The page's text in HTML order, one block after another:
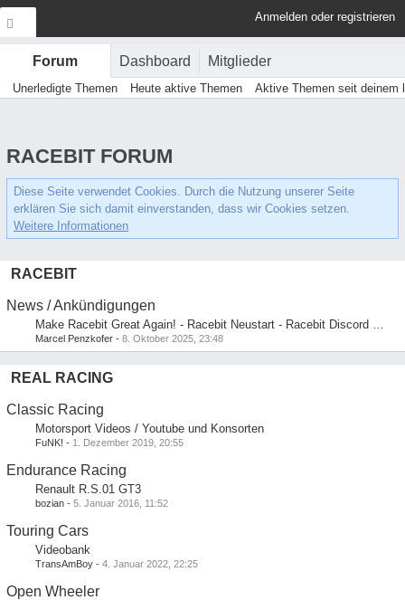
Anmelden oder registrieren
Forum Dashboard Mitglieder
Unerledigte Themen Heute aktive Themen Aktive Themen seit deinem
RACEBIT FORUM
Diese Seite verwendet Cookies. Durch die Nutzung unserer Seite
erklären Sie sich damit einverstanden, dass wir Cookies setzen.
Weitere Informationen
RACEBIT
News / Ankündigungen
Make Racebit Great Again! - Racebit Neustart - Racebit Discord Server
Marcel Penzkofer - 8. Oktober 2025, 23:48
REAL RACING
Classic Racing
Motorsport Videos / Youtube und Konsorten
FuNK! - 1. Dezember 2019, 20:55
Endurance Racing
Renault R.S.01 GT3
bozian - 5. Januar 2016, 11:52
Touring Cars
Videobank
TransAmBoy - 4. Januar 2022, 22:25
Open Wheeler